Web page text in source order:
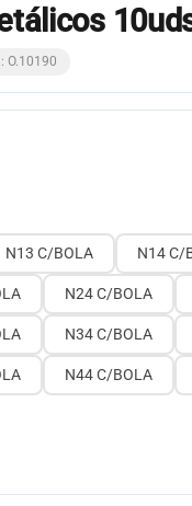
O.10190
N13 C/BOLA N14 C/
N24 C/BOLA
N34 C/BOLA
N44 C/BOLA